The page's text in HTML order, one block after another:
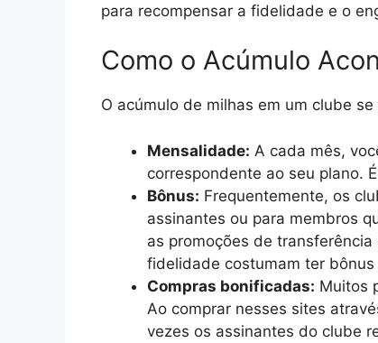
para recompensar a fidelidade e o
Como o Acúmulo
O acúmulo de milhas em um clube
Mensalidade: A cada mês,
correspondente ao seu plano.
Bônus: Frequentemente, os
assinantes ou para membros
as promoções de
fidelidade costumam ter
Compras bonificadas: Muitos
Ao comprar nesses sites
vezes os assinantes do clube